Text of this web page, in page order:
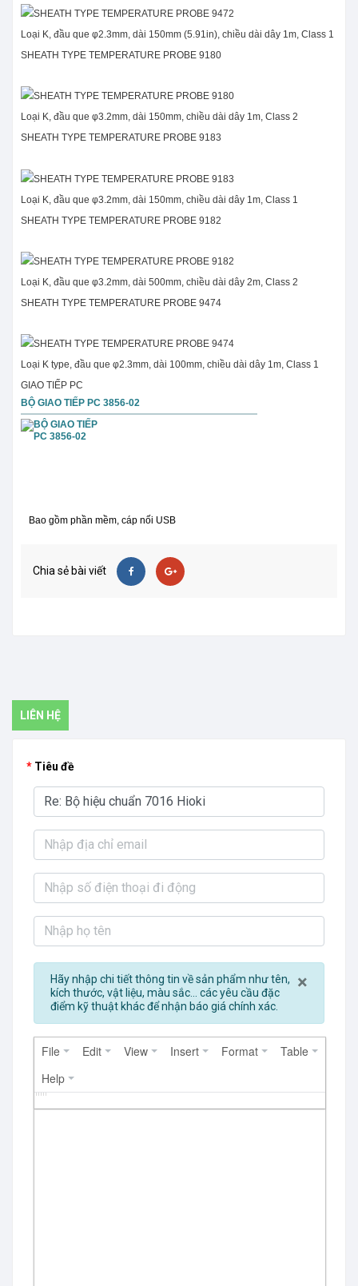
Loại K, đầu que φ2.3mm, dài 150mm (5.91in), chiều dài dây 1m, Class 1
SHEATH TYPE TEMPERATURE PROBE 9180
Loại K, đầu que φ3.2mm, dài 150mm, chiều dài dây 1m, Class 2
SHEATH TYPE TEMPERATURE PROBE 9183
Loại K, đầu que φ3.2mm, dài 150mm, chiều dài dây 1m, Class 1
SHEATH TYPE TEMPERATURE PROBE 9182
Loại K, đầu que φ3.2mm, dài 500mm, chiều dài dây 2m, Class 2
SHEATH TYPE TEMPERATURE PROBE 9474
Loại K type, đầu que φ2.3mm, dài 100mm, chiều dài dây 1m, Class 1
GIAO TIẾP PC
BỘ GIAO TIẾP PC 3856-02
Bao gồm phần mềm, cáp nối USB
Chia sẻ bài viết
LIÊN HỆ
Tiêu đề
×
Hãy nhập chi tiết thông tin về sản phẩm như tên,
kích thước, vật liệu, màu sắc... các yêu cầu đặc
điểm kỹ thuật khác để nhận báo giá chính xác.
File Edit View Insert Format
Table
Help